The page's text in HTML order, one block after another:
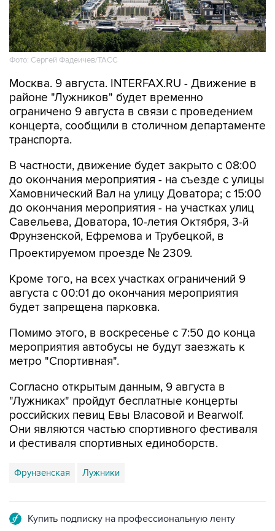
Фото: Сергей Фадеичев/ТАСС
Москва. 9 августа. INTERFAX.RU - Движение в
районе "Лужников" будет временно
ограничено 9 августа в связи с проведением
концерта, сообщили в столичном департаменте
транспорта.
В частности, движение будет закрыто с 08:00
до окончания мероприятия - на съезде с улицы
Хамовнический Вал на улицу Доватора; с 15:00
до окончания мероприятия - на участках улиц
Савельева, Доватора, 10-летия Октября, 3-й
Фрунзенской, Ефремова и Трубецкой, в
Проектируемом проезде № 2309.
Кроме того, на всех участках ограничений 9
августа с 00:01 до окончания мероприятия
будет запрещена парковка.
Помимо этого, в воскресенье с 7:50 до конца
мероприятия автобусы не будут заезжать к
метро "Спортивная".
Согласно открытым данным, 9 августа в
"Лужниках" пройдут бесплатные концерты
российских певиц Евы Власовой и Bearwolf.
Они являются частью спортивного фестиваля
и фестиваля спортивных единоборств.
Фрунзенская Лужники
Купить подписку на профессиональную ленту